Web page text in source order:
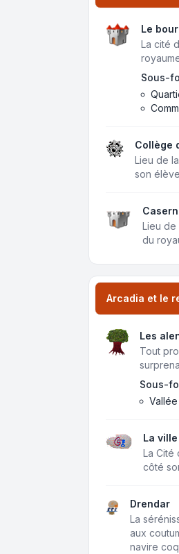
Le
La cité
Sous-
Collège
Lieu de
son
Lieu
du
Arcadia et le
Les
Tout
Sous-
La
La
côté
Drendar
La
aux
navire